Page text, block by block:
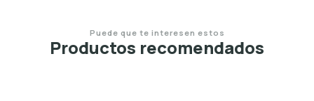
Puede que te interesen estos
Productos recomendados